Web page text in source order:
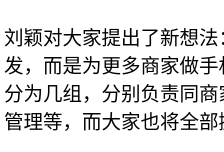
刘颖对大家提出了新想
发，而是为更多商家做
分为几组，分别负责同
管理等，而大家也将全